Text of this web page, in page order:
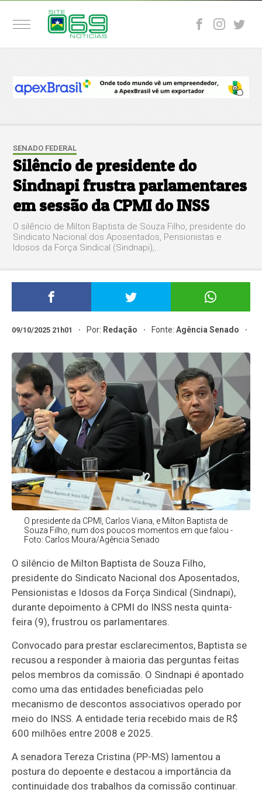
SENADO FEDERAL
Silêncio de presidente do
Sindnapi frustra parlamentares
em sessão da CPMI do INSS
O silêncio de Milton Baptista de Souza Filho, presidente do
Sindicato Nacional dos Aposentados, Pensionistas e
Idosos da Força Sindical (Sindnapi),...
09/10/2025 21h01 Por: Redação Fonte:Agência Senado
O presidente da CPMI, Carlos Viana, e Milton Baptista de
Souza Filho, num dos poucos momentos em que falou -
Foto: Carlos Moura/Agência Senado
O silêncio de Milton Baptista de Souza Filho,
presidente do Sindicato Nacional dos Aposentados,
Pensionistas e Idosos da Força Sindical (Sindnapi),
durante depoimento à CPMI do INSS nesta quinta-
feira (9), frustrou os parlamentares.
Convocado para prestar esclarecimentos, Baptista se
recusou a responder à maioria das perguntas feitas
pelos membros da comissão. O Sindnapi é apontado
como uma das entidades beneficiadas pelo
mecanismo de descontos associativos operado por
meio do INSS. A entidade teria recebido mais de R$
600 milhões entre 2008 e 2025.
A senadora Tereza Cristina (PP-MS) lamentou a
postura do depoente e destacou a importância da
continuidade dos trabalhos da comissão continuar.